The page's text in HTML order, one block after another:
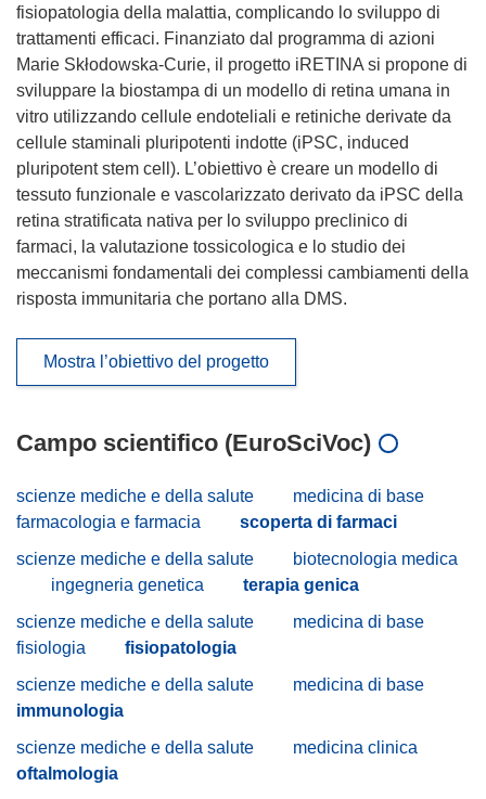
fisiopatologia della malattia, complicando lo sviluppo di
trattamenti efficaci. Finanziato dal programma di azioni
Marie Skłodowska-Curie, il progetto iRETINA si propone di
sviluppare la biostampa di un modello di retina umana in
vitro utilizzando cellule endoteliali e retiniche derivate da
cellule staminali pluripotenti indotte (iPSC, induced
pluripotent stem cell). L’obiettivo è creare un modello di
tessuto funzionale e vascolarizzato derivato da iPSC della
retina stratificata nativa per lo sviluppo preclinico di
farmaci, la valutazione tossicologica e lo studio dei
meccanismi fondamentali dei complessi cambiamenti della
risposta immunitaria che portano alla DMS.
Mostra l’obiettivo del progetto
Campo scientifico (EuroSciVoc)
scienze mediche e della salute
medicina di base
farmacologia e farmacia
scoperta di farmaci
scienze mediche e della salute
biotecnologia medica
ingegneria genetica
terapia genica
scienze mediche e della salute
medicina di base
fisiologia
fisiopatologia
scienze mediche e della salute
medicina di base
immunologia
scienze mediche e della salute
medicina clinica
oftalmologia